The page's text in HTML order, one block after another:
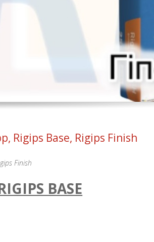
Rigips Base, Rigips Finish
Finish
BASE